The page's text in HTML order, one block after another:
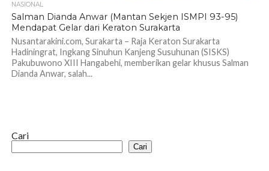
NASIONAL
Salman Dianda Anwar (Mantan Sekjen ISMPI 93-95)
Mendapat Gelar dari Keraton Surakarta
Nusantarakini.com, Surakarta – Raja Keraton Surakarta
Hadiningrat, Ingkang Sinuhun Kanjeng Susuhunan (SISKS)
Pakubuwono XIII Hangabehi, memberikan gelar khusus Salman
Dianda Anwar, salah...
Cari
Cari